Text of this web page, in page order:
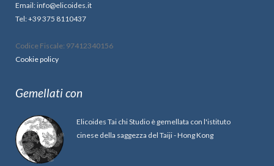
Email: info@elicoides.it
Tel: +39 375 8110437
Codice Fiscale: 97412340156
Cookie policy
Gemellati con
Elicoides Tai chi Studio è gemellata con l'istituto
cinese della saggezza del Taiji - Hong Kong